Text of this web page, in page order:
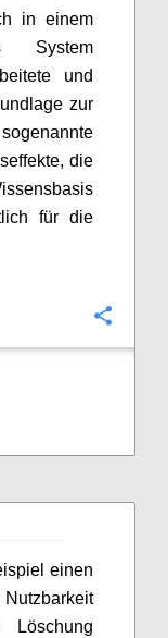
in einem
System
und
zur
die
für die
einen